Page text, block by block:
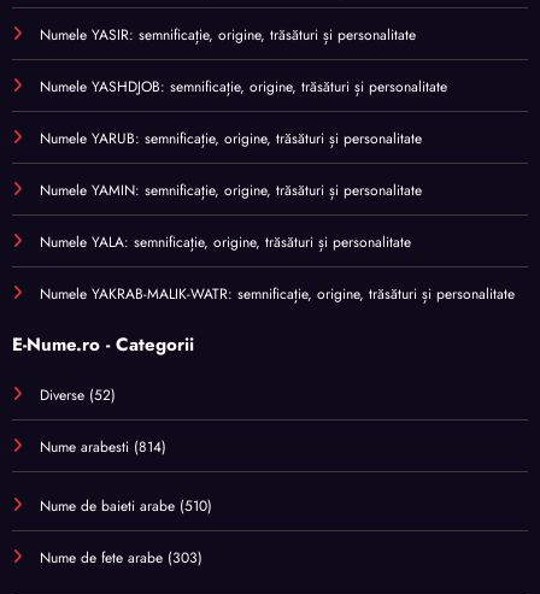
Numele YASIR: semnificație, origine, trăsături și personalitate
Numele YASHDJOB: semnificație, origine, trăsături și personalitate
Numele YARUB: semnificație, origine, trăsături și personalitate
Numele YAMIN: semnificație, origine, trăsături și personalitate
Numele YALA: semnificație, origine, trăsături și personalitate
Numele YAKRAB-MALIK-WATR: semnificație, origine, trăsături și personalitate
E-Nume.ro - Categorii
Diverse (52)
Nume arabesti (814)
Nume de baieti arabe (510)
Nume de fete arabe (303)